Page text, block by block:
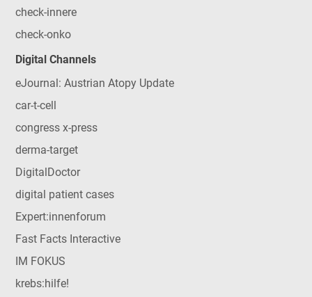
check-innere
check-onko
Digital Channels
eJournal: Austrian Atopy Update
car-t-cell
congress x-press
derma-target
DigitalDoctor
digital patient cases
Expert:innenforum
Fast Facts Interactive
IM FOKUS
krebs:hilfe!